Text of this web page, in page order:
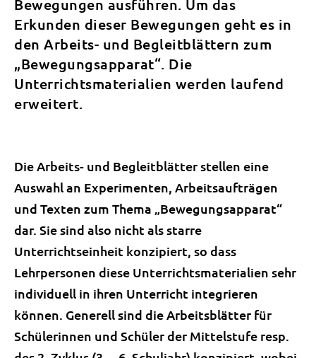
Bewegungen ausführen. Um das
Erkunden dieser Bewegungen geht es in
den Arbeits- und Begleitblättern zum
„Bewegungsapparat“. Die
Unterrichtsmaterialien werden laufend
erweitert.
Die Arbeits- und Begleitblätter stellen eine
Auswahl an Experimenten, Arbeitsaufträgen
und Texten zum Thema „Bewegungsapparat“
dar. Sie sind also nicht als starre
Unterrichtseinheit konzipiert, so dass
Lehrpersonen diese Unterrichtsmaterialien sehr
individuell in ihren Unterricht integrieren
können. Generell sind die Arbeitsblätter für
Schülerinnen und Schüler der Mittelstufe resp.